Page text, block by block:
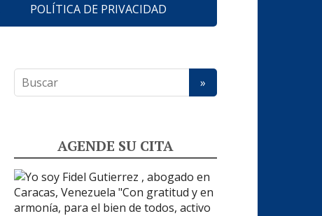
POLÍTICA DE PRIVACIDAD
AGENDE SU CITA